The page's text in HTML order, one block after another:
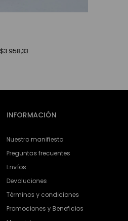
$3.958,33
INFORMACIÓN
Nuestro manifiesto
Preguntas frecuentes
Envíos
Devoluciones
Términos y condiciones
Promociones y Beneficios